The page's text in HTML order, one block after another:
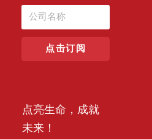
点击订阅
点亮生命，成就
未来！